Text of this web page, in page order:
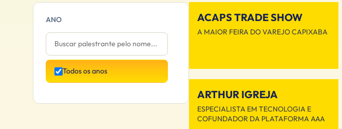
ACAPS TRADE SHOW
A MAIOR FEIRA DO VAREJO CAPIXABA
ARTHUR IGREJA
ESPECIALISTA EM TECNOLOGIA E
COFUNDADOR DA PLATAFORMA AAA
ANO
Todos os anos